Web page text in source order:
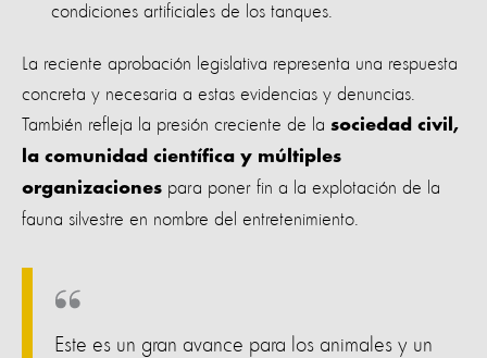
condiciones artificiales de los tanques.
La reciente aprobación legislativa representa una respuesta
concreta y necesaria a estas evidencias y denuncias.
También refleja la presión creciente de la sociedad civil,
la comunidad científica y múltiples
organizaciones para poner fin a la explotación de la
fauna silvestre en nombre del entretenimiento.
Este es un gran avance para los animales y un